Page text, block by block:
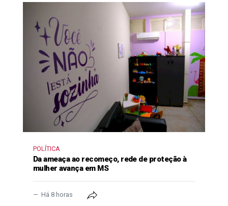
POLÍTICA
Da ameaça ao recomeço, rede de proteção à
mulher avança em MS
Há 8 horas